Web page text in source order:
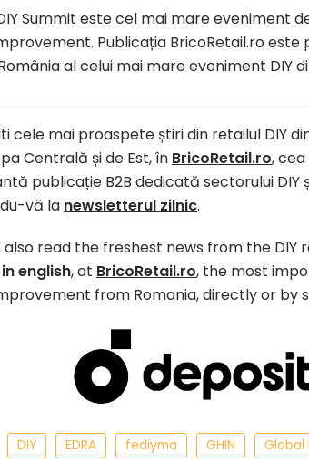
Summit este cel mai mare eveniment
Publicația BricoRetail.ro
al celui mai mare eveniment DIY
cele mai proaspete știri din retailul DIY
Centrală și de Est, în BricoRetail.ro,
publicație B2B dedicată sectorului DIY
vă la newsletterul zilnic.
also read the freshest news from the
in english, at BricoRetail.ro, the most
from Romania, directly or by
DIY EDRA fediyma GHIN Global